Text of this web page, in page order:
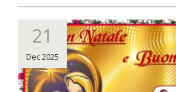
21
Dec 2025